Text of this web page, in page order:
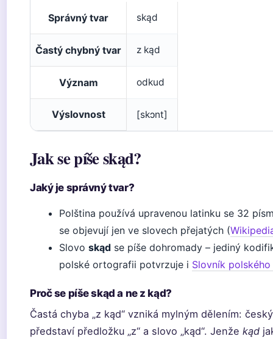
Správný tvar
skąd
Častý chybný tvar z kąd
Význam odkud
Výslovnost [skɔnt]
Jak se píše skąd?
Jaký je správný tvar?
Polština používá upravenou latinku se 32
se objevují jen ve slovech přejatých (
Slovo skąd se píše dohromady – jediný
polské ortografii potvrzuje i Slovník
Proč se píše skąd a ne z kąd?
Častá chyba „z kąd“ vzniká mylným dělením:
představí předložku „z“ a slovo „kąd“. Jenže kąd